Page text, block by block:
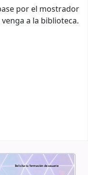
por el mostrador
a la biblioteca.